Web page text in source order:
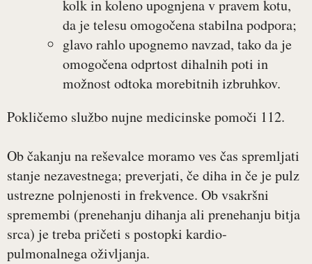
kolk in koleno upognjena v pravem kotu,
da je telesu omogočena stabilna podpora;
glavo rahlo upognemo navzad, tako da je
omogočena odprtost dihalnih poti in
možnost odtoka morebitnih izbruhkov.
Pokličemo službo nujne medicinske pomoči 112.
Ob čakanju na reševalce moramo ves čas spremljati
stanje nezavestnega; preverjati, če diha in če je pulz
ustrezne polnjenosti in frekvence. Ob vsakršni
spremembi (prenehanju dihanja ali prenehanju bitja
srca) je treba pričeti s postopki kardio-
pulmonalnega oživljanja.